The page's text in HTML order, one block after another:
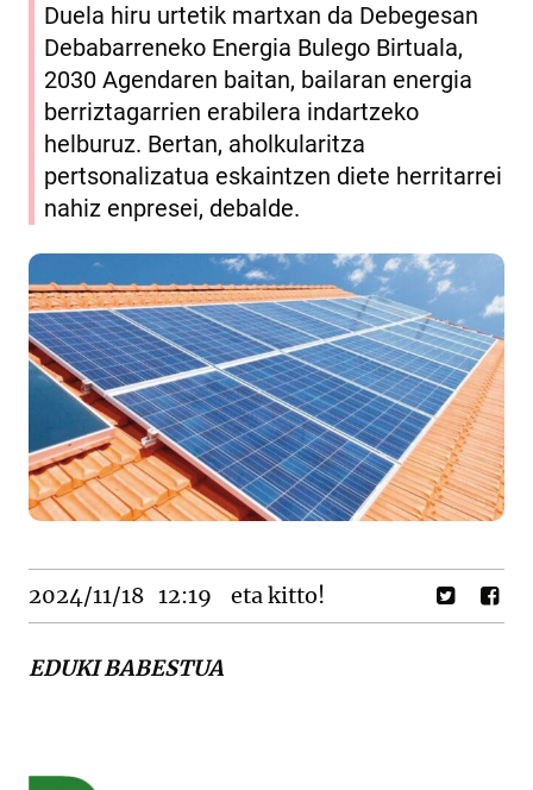
Duela hiru urtetik martxan da Debegesan
Debabarreneko Energia Bulego Birtuala,
2030 Agendaren baitan, bailaran energia
berriztagarrien erabilera indartzeko
helburuz. Bertan, aholkularitza
pertsonalizatua eskaintzen diete herritarrei
nahiz enpresei, debalde.
2024/11/18 12:19 eta kitto!
EDUKI BABESTUA